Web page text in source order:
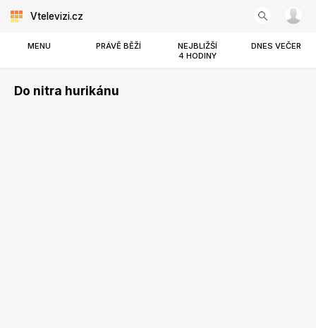
Vtelevizi.cz
MENU PRÁVĚ BĚŽÍ
NEJBLIŽŠÍ
4 HODINY
DNES VEČER
Do nitra hurikánu